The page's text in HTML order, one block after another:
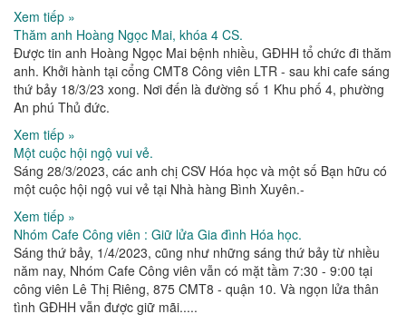
Xem tiếp »
Thăm anh Hoàng Ngọc Mai, khóa 4 CS.
Được tin anh Hoàng Ngọc Mai bệnh nhiều, GĐHH tổ chức đi thăm
anh. Khởi hành tại cổng CMT8 Công viên LTR - sau khi cafe sáng
thứ bảy 18/3/23 xong. Nơi đến là đường số 1 Khu phố 4, phường
An phú Thủ đức.
Xem tiếp »
Một cuộc hội ngộ vui vẻ.
Sáng 28/3/2023, các anh chị CSV Hóa học và một số Bạn hữu có
một cuộc hội ngộ vui vẻ tại Nhà hàng Bình Xuyên.-
Xem tiếp »
Nhóm Cafe Công viên : Giữ lửa Gia đình Hóa học.
Sáng thứ bảy, 1/4/2023, cũng như những sáng thứ bảy từ nhiều
năm nay, Nhóm Cafe Công viên vẫn có mặt tầm 7:30 - 9:00 tại
công viên Lê Thị Riêng, 875 CMT8 - quận 10. Và ngọn lửa thân
tình GĐHH vẫn được giữ mãi.....